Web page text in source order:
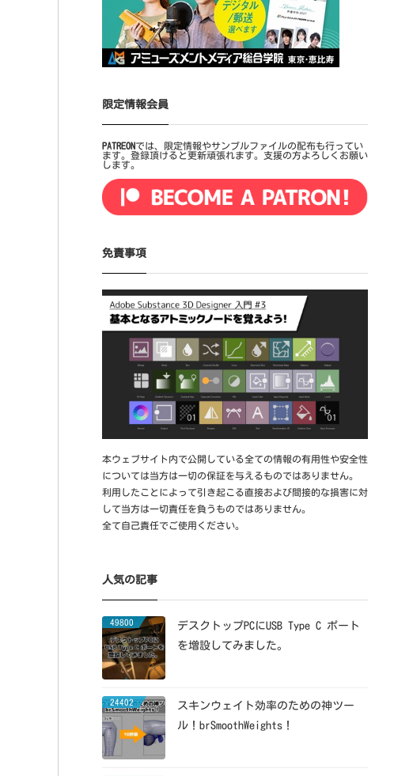
限定情報会員
PATREONでは、限定情報やサンプルファイルの配布も行ってい
ます。登録頂けると更新頑張れます。支援の方よろしくお願い
します。
免責事項
本ウェブサイト内で公開している全ての情報の有用性や安全性
については当方は一切の保証を与えるものではありません。
利用したことによって引き起こる直接および間接的な損害に対
して当方は一切責任を負うものではありません。
全て自己責任でご使用ください。
人気の記事
49800
デスクトップPCにUSB Type C ポート
を増設してみました。
24402
スキンウェイト効率のための神ツー
ル！brSmoothWeights！